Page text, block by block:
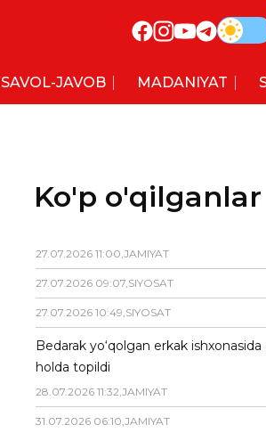
SAVOL-JAVOB MADANIYAT
Ko'p o'qilganlar
27.07.2026 11:00,JAMIYAT
27.07.2026 09:07,SIYOSAT
27.07.2026 10:49,SIYOSAT
Bedarak yo‘qolgan erkak ishxonasida
holda topildi
28.07.2026 11:32,JAMIYAT
31.07.2026 06:10,JAMIYAT